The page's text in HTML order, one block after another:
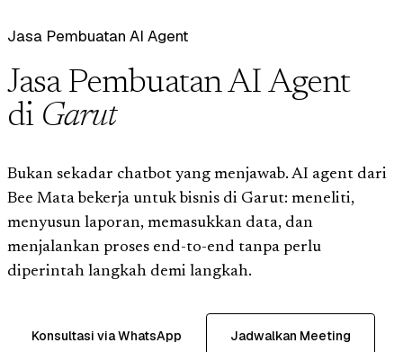
Jasa Pembuatan AI Agent
Jasa Pembuatan AI Agent
di Garut
Bukan sekadar chatbot yang menjawab. AI agent dari
Bee Mata bekerja untuk bisnis di Garut: meneliti,
menyusun laporan, memasukkan data, dan
menjalankan proses end-to-end tanpa perlu
diperintah langkah demi langkah.
Konsultasi via WhatsApp Jadwalkan Meeting